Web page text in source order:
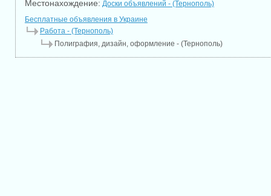
Местонахождение: Доски объявлений - (Тернополь)
Бесплатные объявления в Украине
Работа - (Тернополь)
Полиграфия, дизайн, оформление - (Тернополь)